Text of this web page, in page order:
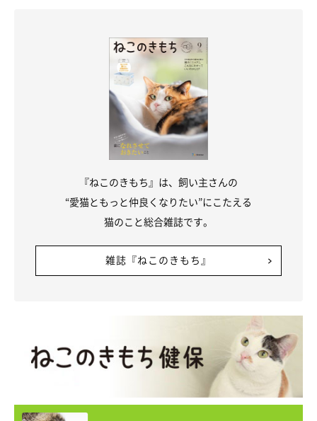
『ねこのきもち』は、飼い主さんの
“愛猫ともっと仲良くなりたい”にこたえる
猫のこと総合雑誌です。
雑誌『ねこのきもち』